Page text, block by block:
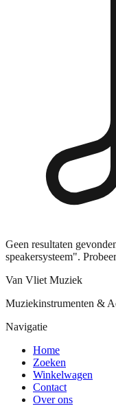
Geen resultaten
speakersysteem".
Van Vliet Muziek
Muziekinstrumenten &
Navigatie
Home
Zoeken
Winkelwagen
Contact
Over ons